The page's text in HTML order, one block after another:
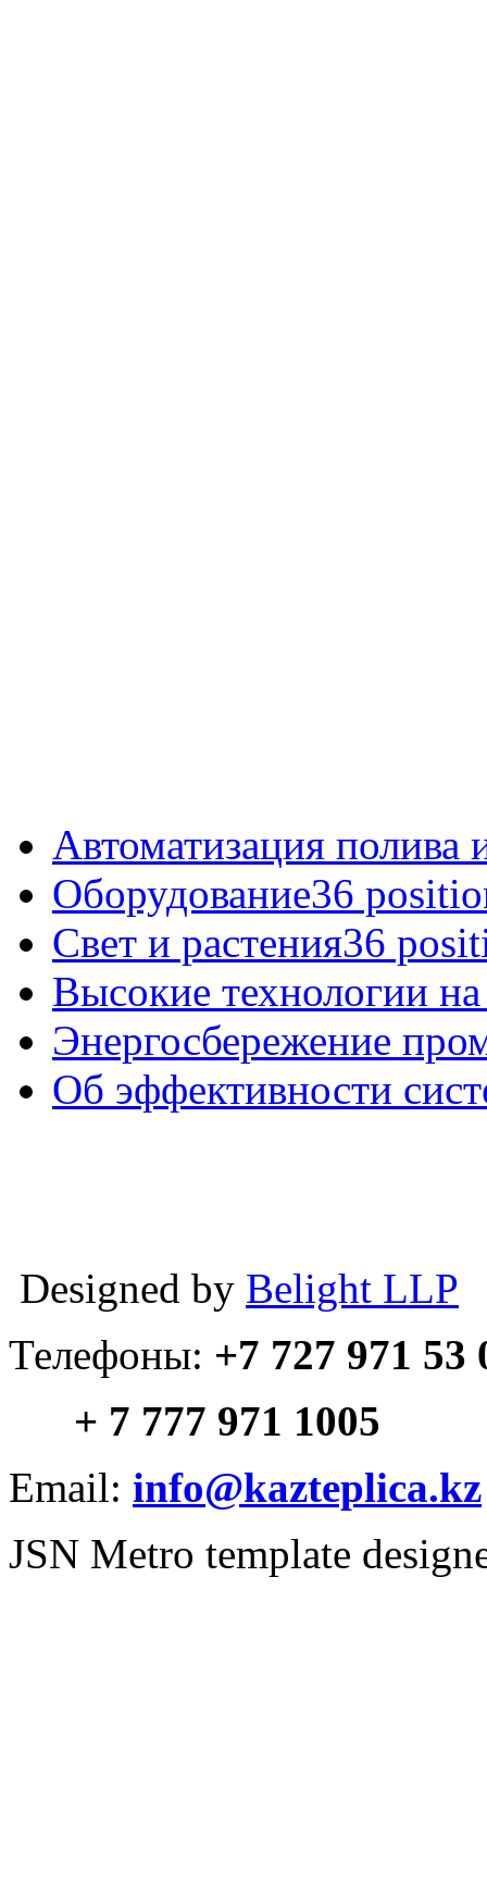
Автоматизация полива
Оборудование36
Свет и растения36
Высокие технологии
Энергосбережение
Об эффективности
Designed by Belight LLP
Телефоны: +7 727 971 53
+ 7 777 971 1005
Email: info@kazteplica.kz
JSN Metro template